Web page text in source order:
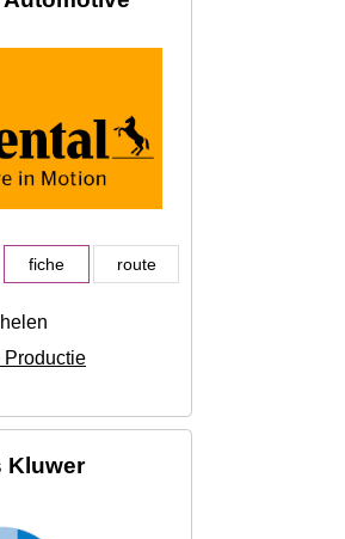
fiche route
Productie
Kluwer